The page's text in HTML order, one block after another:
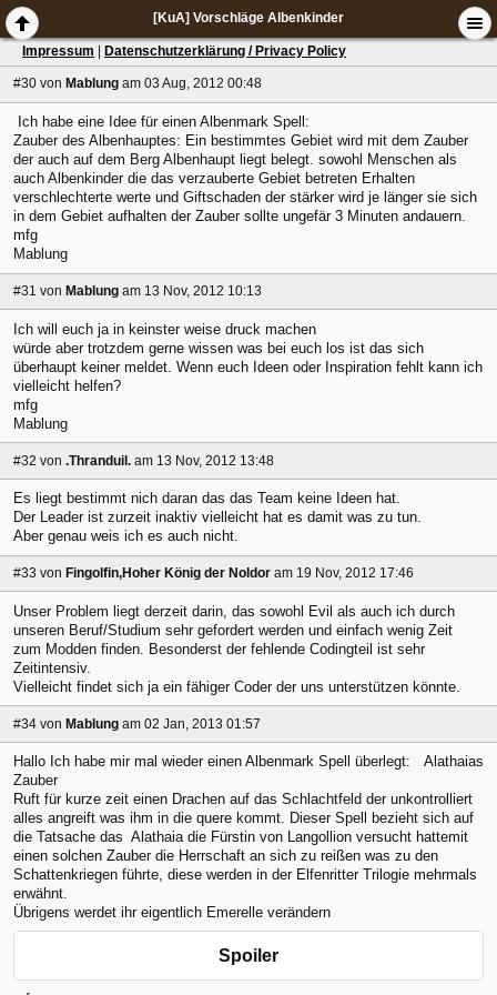
[KuA] Vorschläge Albenkinder
Impressum Datenschutzerklärung / Privacy Policy
#30 von Mablung am 03 Aug, 2012 00:48
Ich habe eine Idee für einen Albenmark Spell:
Zauber des Albenhauptes: Ein bestimmtes Gebiet wird mit dem Zauber
der auch auf dem Berg Albenhaupt liegt belegt. sowohl Menschen als
auch Albenkinder die das verzauberte Gebiet betreten Erhalten
verschlechterte werte und Giftschaden der stärker wird je länger sie sich
in dem Gebiet aufhalten der Zauber sollte ungefär 3 Minuten andauern.
mfg
Mablung
#31 von Mablung am 13 Nov, 2012 10:13
Ich will euch ja in keinster weise druck machen
würde aber trotzdem gerne wissen was bei euch los ist das sich
überhaupt keiner meldet. Wenn euch Ideen oder Inspiration fehlt kann ich
vielleicht helfen?
mfg
Mablung
#32 von .Thranduil. am 13 Nov, 2012 13:48
Es liegt bestimmt nich daran das das Team keine Ideen hat.
Der Leader ist zurzeit inaktiv vielleicht hat es damit was zu tun.
Aber genau weis ich es auch nicht.
#33 von Fingolfin,Hoher König der Noldor am 19 Nov, 2012 17:46
Unser Problem liegt derzeit darin, das sowohl Evil als auch ich durch
unseren Beruf/Studium sehr gefordert werden und einfach wenig Zeit
zum Modden finden. Besonderst der fehlende Codingteil ist sehr
Zeitintensiv.
Vielleicht findet sich ja ein fähiger Coder der uns unterstützen könnte.
#34 von Mablung am 02 Jan, 2013 01:57
Hallo Ich habe mir mal wieder einen Albenmark Spell überlegt: Alathaias
Zauber
Ruft für kurze zeit einen Drachen auf das Schlachtfeld der unkontrolliert
alles angreift was ihm in die quere kommt. Dieser Spell bezieht sich auf
die Tatsache das Alathaia die Fürstin von Langollion versucht hattemit
einen solchen Zauber die Herrschaft an sich zu reißen was zu den
Schattenkriegen führte, diese werden in der Elfenritter Trilogie mehrmals
erwähnt.
Übrigens werdet ihr eigentlich Emerelle verändern
Spoiler